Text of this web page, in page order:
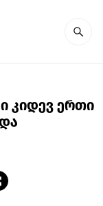
კიდევ ერთი